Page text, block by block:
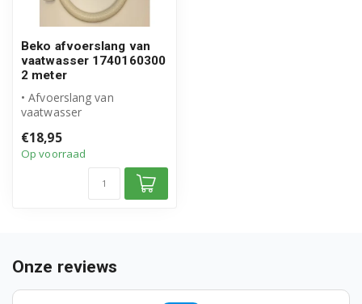
D5543FW 7613189242
D5543FW 7615182442
D5544UW 7608284142
D5655FS 7601688342
D5764FS 7613083442
D5764FS 7627194242
Beko afvoerslang van
vaatwasser 1740160300
2 meter
• Afvoerslang van
vaatwasser
• Lengte: 200cm
€18,95
Op voorraad
Onze reviews